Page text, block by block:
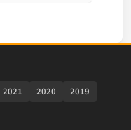
2021 2020
2019